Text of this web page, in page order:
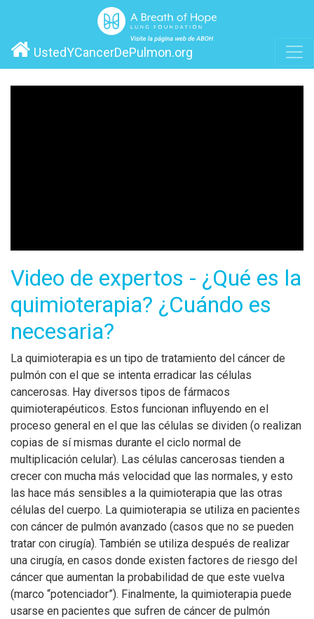
UstedYCancerDePulmon.org
Video de expertos - ¿Qué es la
quimioterapia? ¿Cuándo es
necesaria?
La quimioterapia es un tipo de tratamiento del cáncer de
pulmón con el que se intenta erradicar las células
cancerosas. Hay diversos tipos de fármacos
quimioterapéuticos. Estos funcionan influyendo en el
proceso general en el que las células se dividen (o realizan
copias de sí mismas durante el ciclo normal de
multiplicación celular). Las células cancerosas tienden a
crecer con mucha más velocidad que las normales, y esto
las hace más sensibles a la quimioterapia que las otras
células del cuerpo. La quimioterapia se utiliza en pacientes
con cáncer de pulmón avanzado (casos que no se pueden
tratar con cirugía). También se utiliza después de realizar
una cirugía, en casos donde existen factores de riesgo del
cáncer que aumentan la probabilidad de que este vuelva
(marco “potenciador”). Finalmente, la quimioterapia puede
usarse en pacientes que sufren de cáncer de pulmón